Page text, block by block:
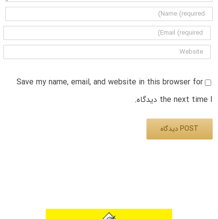
Save my name, email, and website in this browser for
the next time I دیدگاه.